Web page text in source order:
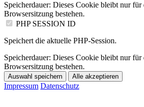
Speicherdauer: Dieses Cookie bleibt nur für
Browsersitzung bestehen.
PHP SESSION ID
Speichert die aktuelle PHP-Session.
Speicherdauer: Dieses Cookie bleibt nur für
Browsersitzung bestehen.
Auswahl speichern Alle akzeptieren
Impressum Datenschutz